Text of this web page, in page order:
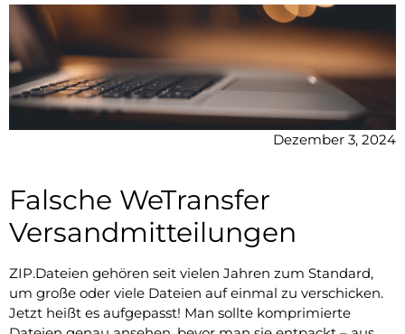
Dezember 3, 2024
Falsche WeTransfer
Versandmitteilungen
ZIP.Dateien gehören seit vielen Jahren zum Standard,
um große oder viele Dateien auf einmal zu verschicken.
Jetzt heißt es aufgepasst! Man sollte komprimierte